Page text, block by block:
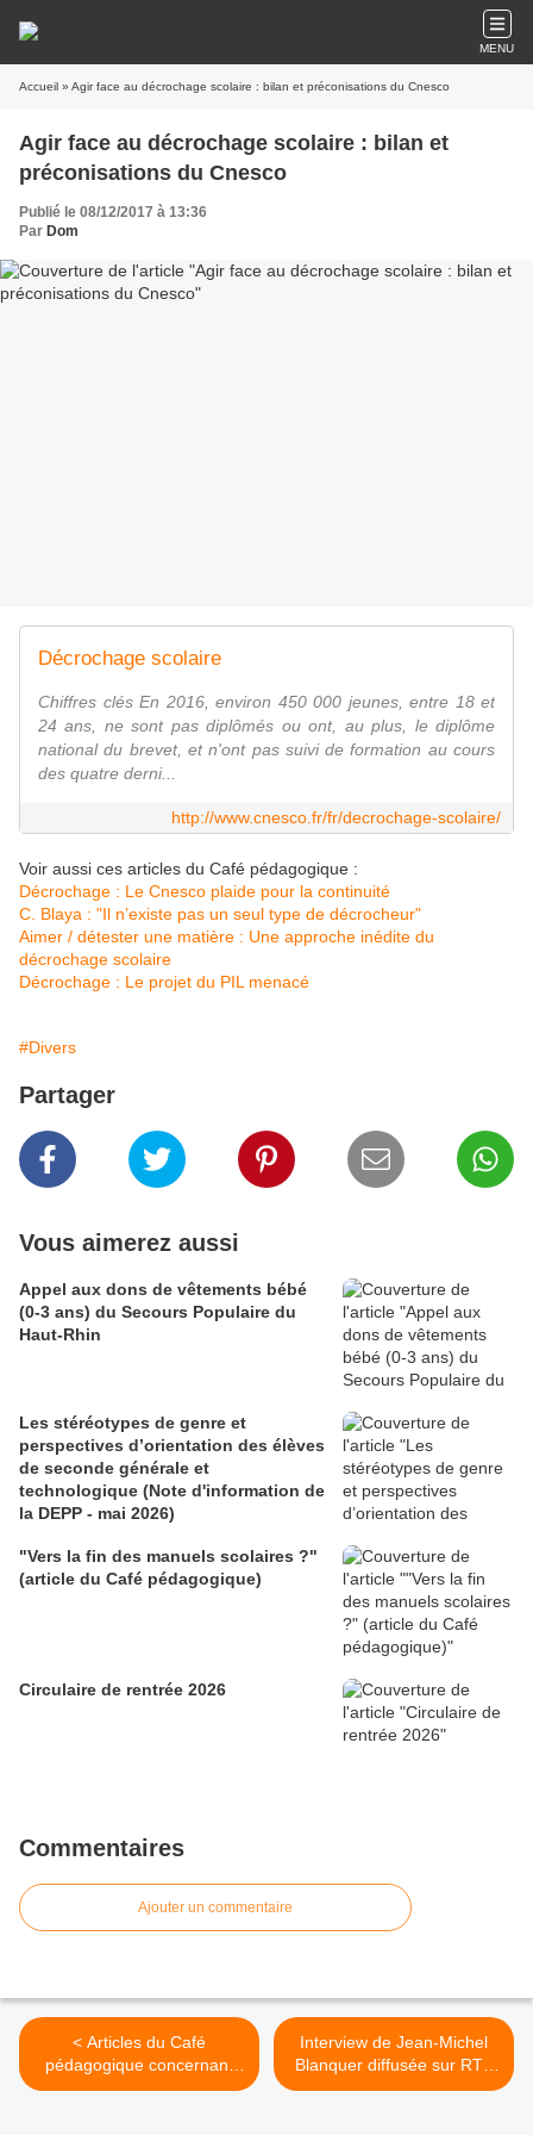
MENU
Accueil » Agir face au décrochage scolaire : bilan et préconisations du Cnesco
Agir face au décrochage scolaire : bilan et
préconisations du Cnesco
Publié le 08/12/2017 à 13:36
Par Dom
Décrochage scolaire
Chiffres clés En 2016, environ 450 000 jeunes, entre 18 et
24 ans, ne sont pas diplômés ou ont, au plus, le diplôme
national du brevet, et n'ont pas suivi de formation au cours
des quatre derni...
http://www.cnesco.fr/fr/decrochage-scolaire/
Voir aussi ces articles du Café pédagogique :
Décrochage : Le Cnesco plaide pour la continuité
C. Blaya : "Il n’existe pas un seul type de décrocheur"
Aimer / détester une matière : Une approche inédite du
décrochage scolaire
Décrochage : Le projet du PIL menacé
#Divers
Partager
Vous aimerez aussi
Appel aux dons de vêtements bébé
(0-3 ans) du Secours Populaire du
Haut-Rhin
Les stéréotypes de genre et
perspectives d’orientation des élèves
de seconde générale et
technologique (Note d'information de
la DEPP - mai 2026)
"Vers la fin des manuels scolaires ?"
(article du Café pédagogique)
Circulaire de rentrée 2026
Commentaires
Ajouter un commentaire
< Articles du Café
pédagogique concernant
les résultats de PIRLS 2016
Interview de Jean-Michel
Blanquer diffusée sur RTL
le 10 décembre 2017